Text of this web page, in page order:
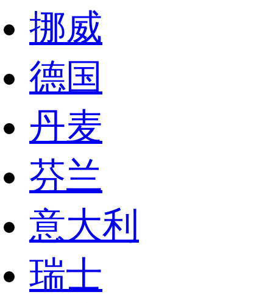
挪威
德国
丹麦
芬兰
意大利
瑞士